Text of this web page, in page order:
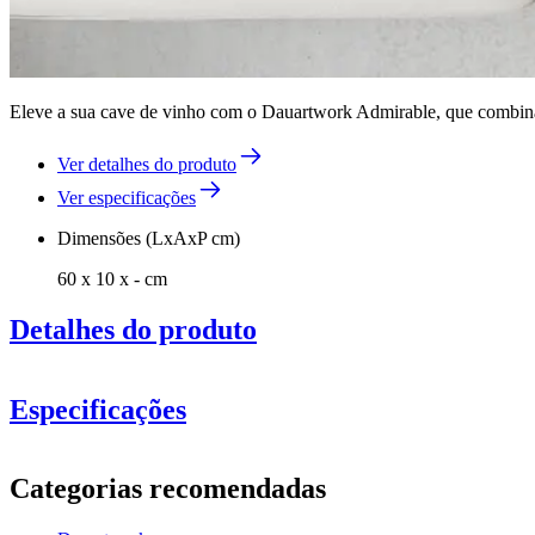
Eleve a sua cave de vinho com o Dauartwork Admirable, que
Ver detalhes do produto
Ver especificações
Dimensões (LxAxP cm)
60 x 10 x - cm
Detalhes do produto
Especificações
Número do produtoNJD-ADM-3550-DB
Categorias recomendadas